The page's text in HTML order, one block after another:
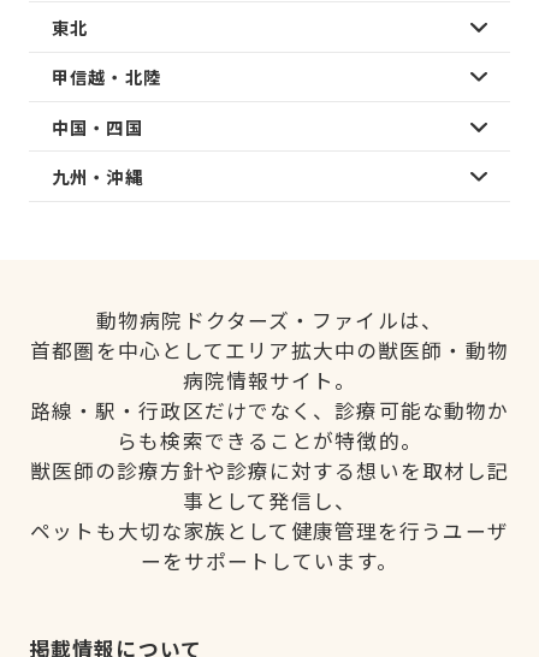
東北
甲信越・北陸
中国・四国
九州・沖縄
動物病院ドクターズ・ファイルは、
首都圏を中心としてエリア拡大中の獣医師・動物
病院情報サイト。
路線・駅・行政区だけでなく、診療可能な動物か
らも検索できることが特徴的。
獣医師の診療方針や診療に対する想いを取材し記
事として発信し、
ペットも大切な家族として健康管理を行うユーザ
ーをサポートしています。
掲載情報について